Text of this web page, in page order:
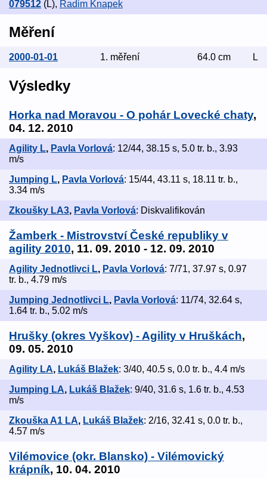
079512 (L), Radim Knapek
Měření
2000-01-01 1. měření 64.0 cm L
Výsledky
Horka nad Moravou - O pohár Lovecké chaty,
04. 12. 2010
Agility L, Pavla Vorlová: 12/44, 38.15 s, 5.0 tr. b., 3.93
m/s
Jumping L, Pavla Vorlová: 15/44, 43.11 s, 18.11 tr. b.,
3.34 m/s
Zkoušky LA3, Pavla Vorlová: Diskvalifikován
Žamberk - Mistrovství České republiky v
agility 2010, 11. 09. 2010 - 12. 09. 2010
Agility Jednotlivci L, Pavla Vorlová: 7/71, 37.97 s, 0.97
tr. b., 4.79 m/s
Jumping Jednotlivci L, Pavla Vorlová: 11/74, 32.64 s,
1.64 tr. b., 5.02 m/s
Hrušky (okres Vyškov) - Agility v Hruškách,
09. 05. 2010
Agility LA, Lukáš Blažek: 3/40, 40.5 s, 0.0 tr. b., 4.4 m/s
Jumping LA, Lukáš Blažek: 9/40, 31.6 s, 1.6 tr. b., 4.53
m/s
Zkouška A1 LA, Lukáš Blažek: 2/16, 32.41 s, 0.0 tr. b.,
4.57 m/s
Vilémovice (okr. Blansko) - Vilémovický
krápník, 10. 04. 2010